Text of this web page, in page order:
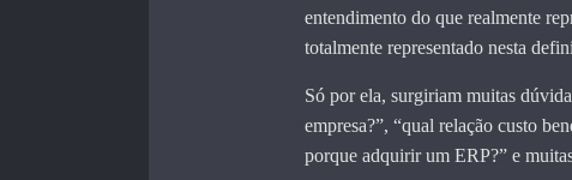
entendimento do que realmente
totalmente representado nesta
Só por ela, surgiriam muitas
empresa?”, “qual relação custo
porque adquirir um ERP?” e